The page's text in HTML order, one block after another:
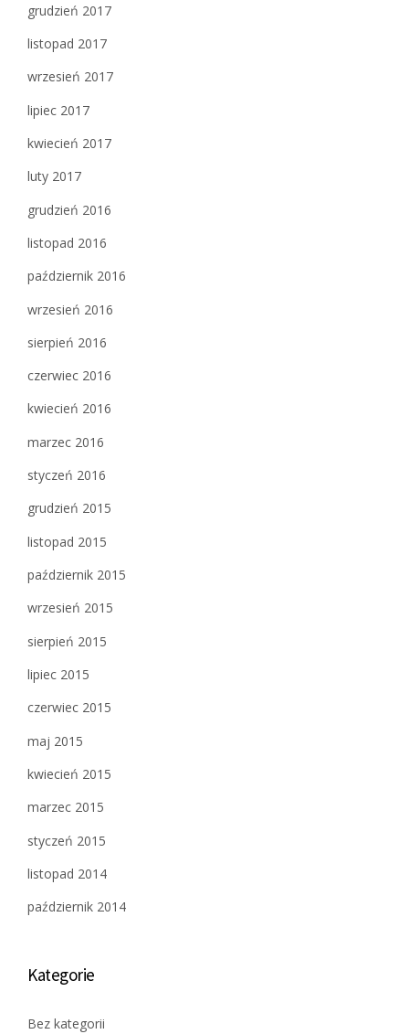
grudzień 2017
listopad 2017
wrzesień 2017
lipiec 2017
kwiecień 2017
luty 2017
grudzień 2016
listopad 2016
październik 2016
wrzesień 2016
sierpień 2016
czerwiec 2016
kwiecień 2016
marzec 2016
styczeń 2016
grudzień 2015
listopad 2015
październik 2015
wrzesień 2015
sierpień 2015
lipiec 2015
czerwiec 2015
maj 2015
kwiecień 2015
marzec 2015
styczeń 2015
listopad 2014
październik 2014
Kategorie
Bez kategorii